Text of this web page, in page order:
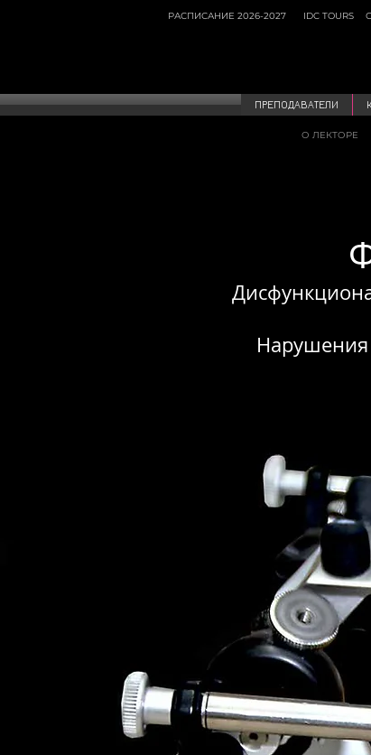
РАСПИСАНИЕ 2026-2027 IDC TOURS
ПРЕПОДАВАТЕЛИ
О ЛЕКТОРЕ
Нарушения